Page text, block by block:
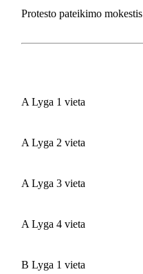
Protesto pateikimo mokestis
A Lyga 1 vieta
A Lyga 2 vieta
A Lyga 3 vieta
A Lyga 4 vieta
B Lyga 1 vieta